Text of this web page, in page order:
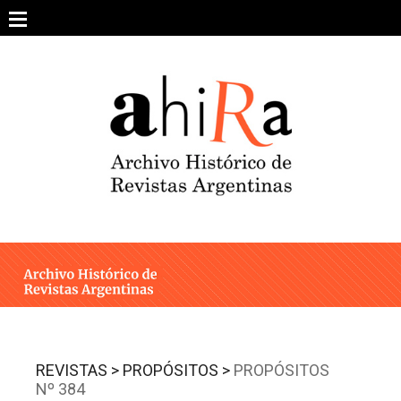
content
ARCHIVO DE REVISTAS
ESTUDIOS CRÍTICOS
INTEGRANTES
CONTACTO
REVISTAS > PROPÓSITOS > PROPÓSITOS
Nº 384